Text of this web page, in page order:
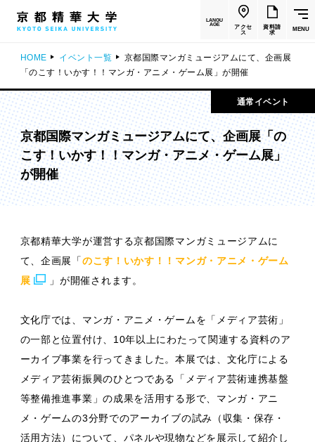
LANGU
AGE
アクセ
ス
資料請
求
MENU
HOME イベント一覧
京都国際マンガミュージアムにて、企画展
「のこす！いかす！！マンガ・アニメ・ゲーム展」が開催
通常イベント
京都国際マンガミュージアムにて、企画展「の
こす！いかす！！マンガ・アニメ・ゲーム展」
が開催
京都精華大学が運営する京都国際マンガミュージアムに
て、企画展「のこす！いかす！！マンガ・アニメ・ゲーム
展
」が開催されます。
文化庁では、マンガ・アニメ・ゲームを「メディア芸術」
の一部と位置付け、10年以上にわたって関連する資料のア
ーカイブ事業を行ってきました。本展では、文化庁による
メディア芸術振興のひとつである「メディア芸術連携基盤
等整備推進事業」の成果を活用する形で、マンガ・アニ
メ・ゲームの3分野でのアーカイブの試み（収集・保存・
活用方法）について、パネルや現物などを展示して紹介し